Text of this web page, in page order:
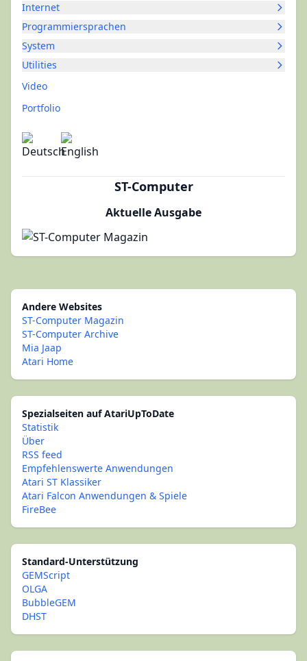
Internet
Programmiersprachen
System
Utilities
Video
Portfolio
ST-Computer
Aktuelle Ausgabe
Andere Websites
ST-Computer Magazin
ST-Computer Archive
Mia Jaap
Atari Home
Spezialseiten auf AtariUpToDate
Statistik
Über
RSS feed
Empfehlenswerte Anwendungen
Atari ST Klassiker
Atari Falcon Anwendungen & Spiele
FireBee
Standard-Unterstützung
GEMScript
OLGA
BubbleGEM
DHST